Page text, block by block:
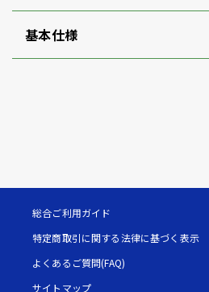
基本仕様
総合ご利用ガイド
特定商取引に関する法律に基づく表示
よくあるご質問(FAQ)
サイトマップ